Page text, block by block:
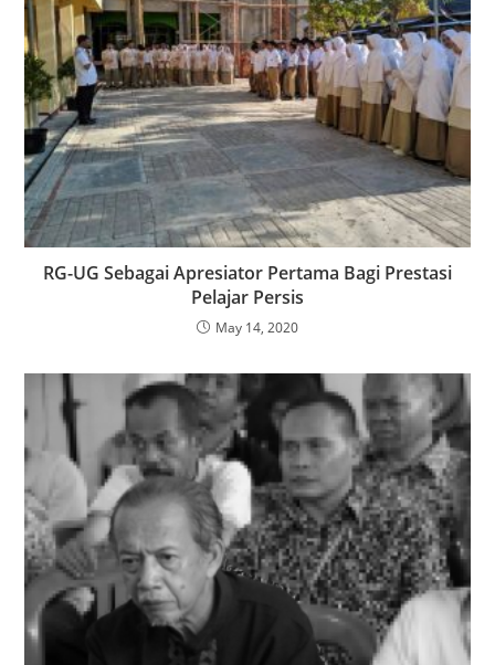
RG-UG Sebagai Apresiator Pertama Bagi Prestasi
Pelajar Persis
May 14, 2020